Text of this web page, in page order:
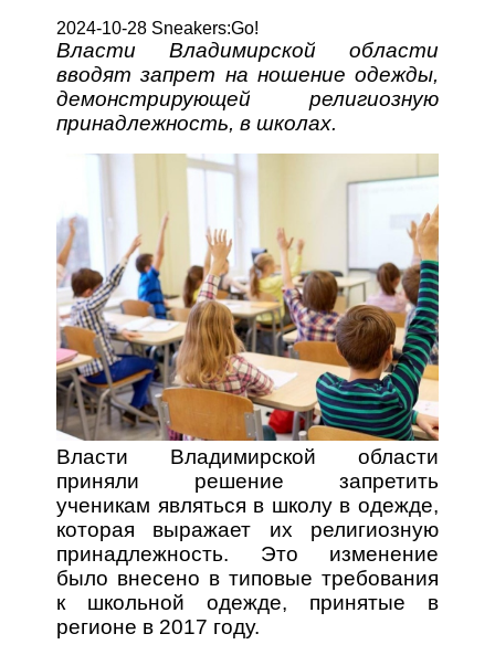
2024-10-28 Sneakers:Go!
Власти Владимирской области
вводят запрет на ношение одежды,
демонстрирующей религиозную
принадлежность, в школах.
Власти Владимирской области
приняли решение запретить
ученикам являться в школу в одежде,
которая выражает их религиозную
принадлежность. Это изменение
было внесено в типовые требования
к школьной одежде, принятые в
регионе в 2017 году.